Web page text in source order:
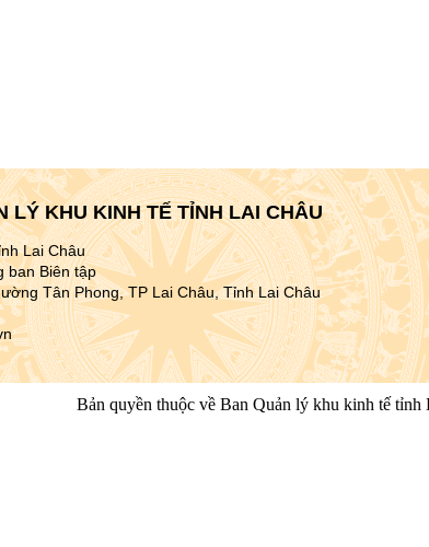
LÝ KHU KINH TẾ TỈNH LAI CHÂU
Lai Châu
ban Biên tập
Tân Phong, TP Lai Châu, Tỉnh Lai Châu
Bản quyền thuộc về Ban Quản lý khu kinh tế tỉnh